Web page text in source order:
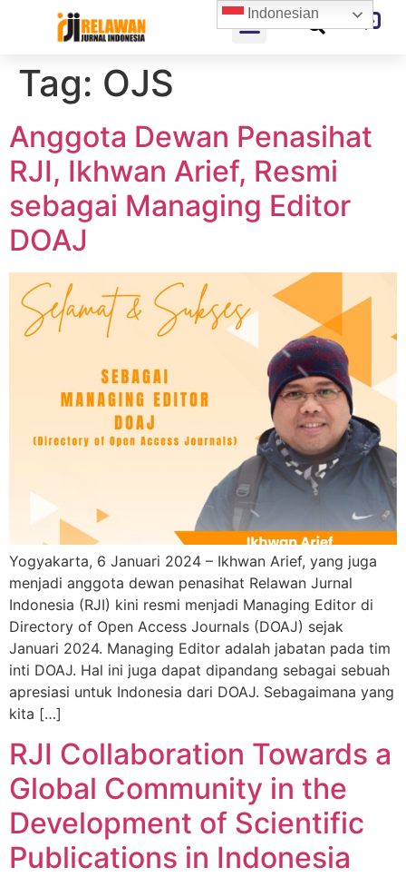
Tag: OJS
Anggota Dewan Penasihat
RJI, Ikhwan Arief, Resmi
sebagai Managing Editor
DOAJ
Yogyakarta, 6 Januari 2024 – Ikhwan Arief, yang juga
menjadi anggota dewan penasihat Relawan Jurnal
Indonesia (RJI) kini resmi menjadi Managing Editor di
Directory of Open Access Journals (DOAJ) sejak
Januari 2024. Managing Editor adalah jabatan pada tim
inti DOAJ. Hal ini juga dapat dipandang sebagai sebuah
apresiasi untuk Indonesia dari DOAJ. Sebagaimana yang
kita […]
RJI Collaboration Towards a
Global Community in the
Development of Scientific
Publications in Indonesia
Indonesian